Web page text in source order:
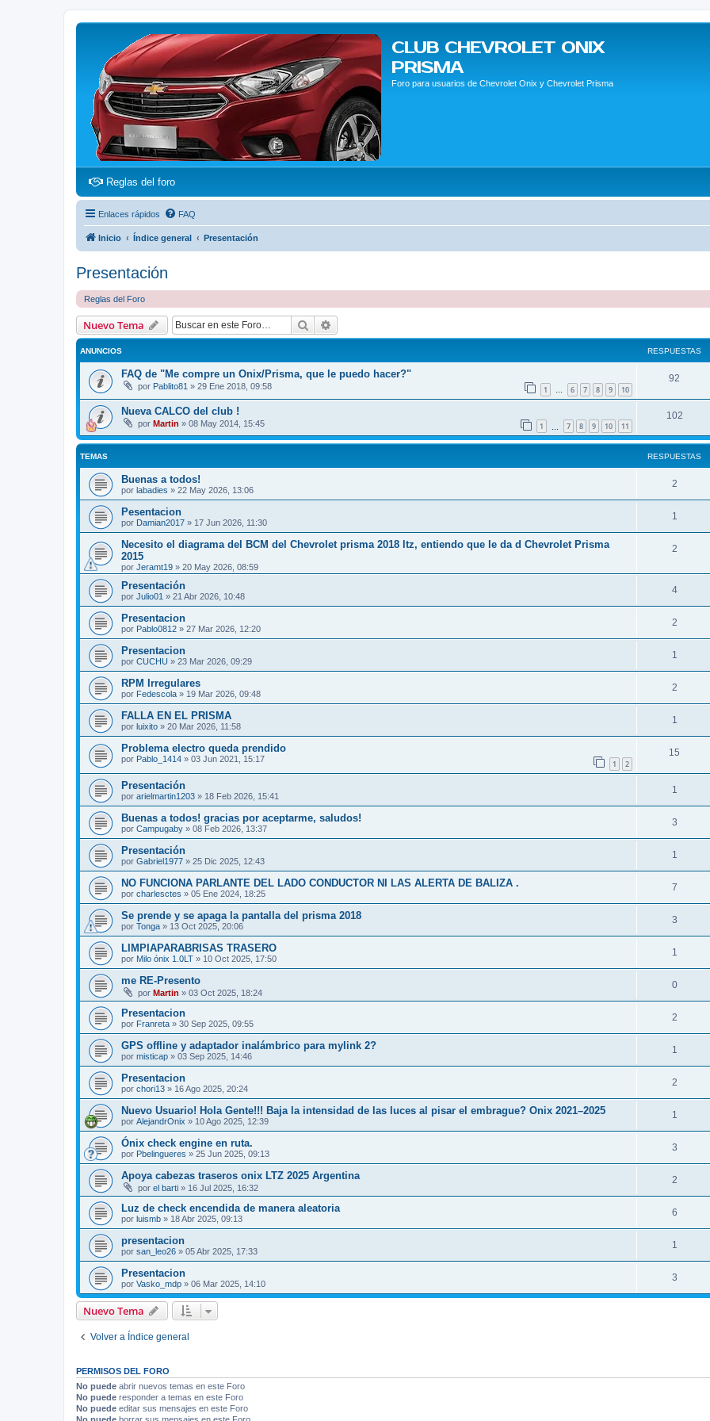
CLUB CHEVROLET ONIX
PRISMA
Foro para usuarios de Chevrolet Onix y Chevrolet Prisma
Reglas del foro(Opens a new tab)
Enlaces rápidos FAQ
Inicio Índice general Presentación
Presentación
Reglas del Foro
Nuevo Tema Buscar
ANUNCIOS RESPUESTAS
FAQ de "Me compre un Onix/Prisma, que le puedo hacer?"
por Pablito81 » 29 Ene 2018, 09:58 1 … 6 7 8 9 10
92
Nueva CALCO del club !
por Martin » 08 May 2014, 15:45 1 7 8 9 10 11
102
TEMAS RESPUESTAS
Buenas a todos!
por labadies » 22 May 2026, 13:06
2
Pesentacion
por Damian2017 » 17 Jun 2026, 11:30
1
Necesito el diagrama del BCM del Chevrolet prisma 2018 ltz, entiendo que le da d Chevrolet Prisma
2015
por Jeramt19 » 20 May 2026, 08:59
2
Presentación
por Julio01 » 21 Abr 2026, 10:48
4
Presentacion
por Pablo0812 » 27 Mar 2026, 12:20
2
Presentacion
por CUCHU » 23 Mar 2026, 09:29
1
RPM Irregulares
por Fedescola » 19 Mar 2026, 09:48
2
FALLA EN EL PRISMA
por luixito » 20 Mar 2026, 11:58
1
Problema electro queda prendido
por Pablo_1414 » 03 Jun 2021, 15:17 1 2
15
Presentación
por arielmartin1203 » 18 Feb 2026, 15:41
1
Buenas a todos! gracias por aceptarme, saludos!
por Campugaby » 08 Feb 2026, 13:37
3
Presentación
por Gabriel1977 » 25 Dic 2025, 12:43
1
NO FUNCIONA PARLANTE DEL LADO CONDUCTOR NI LAS ALERTA DE BALIZA .
por charlesctes » 05 Ene 2024, 18:25
7
Se prende y se apaga la pantalla del prisma 2018
por Tonga » 13 Oct 2025, 20:06
3
LIMPIAPARABRISAS TRASERO
por Milo ónix 1.0LT » 10 Oct 2025, 17:50
1
me RE-Presento
por Martin » 03 Oct 2025, 18:24
0
Presentacion
por Franreta » 30 Sep 2025, 09:55
2
GPS offline y adaptador inalámbrico para mylink 2?
por misticap » 03 Sep 2025, 14:46
1
Presentacion
por chori13 » 16 Ago 2025, 20:24
2
Nuevo Usuario! Hola Gente!!! Baja la intensidad de las luces al pisar el embrague? Onix 2021–2025
por AlejandrOnix » 10 Ago 2025, 12:39
1
Ónix check engine en ruta.
por Pbelingueres » 25 Jun 2025, 09:13
3
Apoya cabezas traseros onix LTZ 2025 Argentina
por el barti » 16 Jul 2025, 16:32
2
Luz de check encendida de manera aleatoria
por luismb » 18 Abr 2025, 09:13
6
presentacion
por san_leo26 » 05 Abr 2025, 17:33
1
Presentacion
por Vasko_mdp » 06 Mar 2025, 14:10
3
Nuevo Tema
Volver a Índice general
PERMISOS DEL FORO
No puede abrir nuevos temas en este Foro
No puede responder a temas en este Foro
No puede editar sus mensajes en este Foro